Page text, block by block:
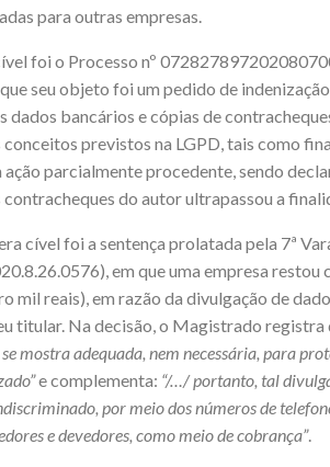
para outras empresas.
foi o Processo nº
seu objeto foi um pedido de
bancários e cópias de
previstos na LGPD, tais como
ação parcialmente procedente, sendo
do autor ultrapassou a
cível foi a sentença prolatada pela 7ª
em que uma empresa restou
mil reais), em razão da divulgação de
titular. Na decisão, o Magistrado registra
mostra adequada, nem necessária, para
e complementa: “/…/ portanto, tal
por meio dos números de
e devedores, como meio de cobrança”.